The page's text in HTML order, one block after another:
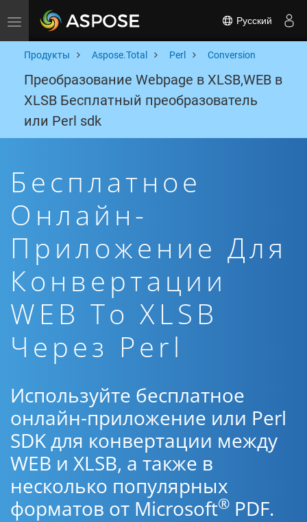
Toggle navigation Русский
Продукты Aspose.Total Perl Conversion
Преобразование Webpage в XLSB,WEB в
XLSB Бесплатный преобразователь
или Perl sdk
Бесплатное
Онлайн-
Приложение Для
Конвертации
WEB To XLSB
Через Perl
Используйте бесплатное
онлайн-приложение или Perl
SDK для конвертации между
WEB и XLSB, а также в
несколько популярных
форматов от Microsoft® PDF.